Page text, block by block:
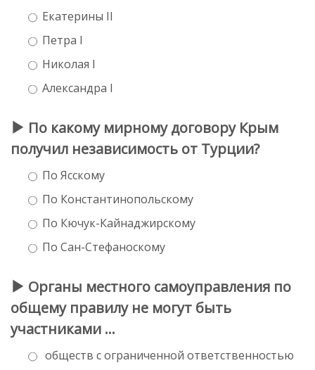
Екатерины II
Петра I
Николая I
Александра I
По какому мирному договору Крым
получил независимость от Турции?
По Ясскому
По Константинопольскому
По Кючук-Кайнаджирскому
По Сан-Стефаноскому
Органы местного самоуправления по
общему правилу не могут быть
участниками …
обществ с ограниченной ответственностью